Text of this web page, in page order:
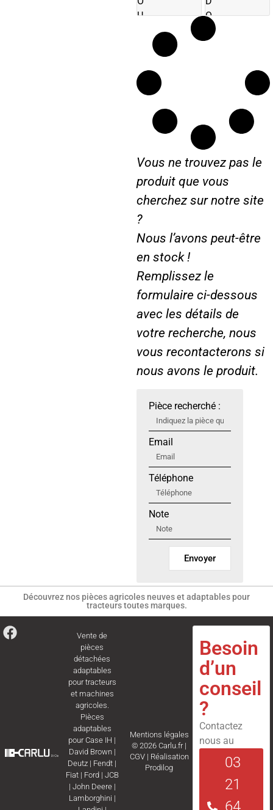
U
O
C
O
1
Vous ne trouvez pas le
produit que vous
cherchez sur notre site
?
Nous l’avons peut-être
en stock !
Remplissez le
formulaire ci-dessous
avec les détails de
votre recherche, nous
vous recontacterons si
nous avons le produit.
Pièce recherché :
Email
Téléphone
Note
Envoyer
Découvrez nos pièces agricoles neuves et adaptables pour
tracteurs toutes marques.
Vente de
pièces
détachées
adaptables
pour tracteurs
et machines
agricoles.
Pièces
adaptables
pourCase IH |
David Brown|
Deutz | Fendt |
Fiat| Ford | JCB
| John Deere|
Lamborghini |
Mentions légales
© 2026 Carlu.fr |
CGV| Réalisation
Prodilog
Besoin
d’un
conseil
?
Contactez
nous au
03
21
64